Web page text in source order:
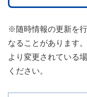
※随時情報の更新を
なることがあります
より変更されている
ください。